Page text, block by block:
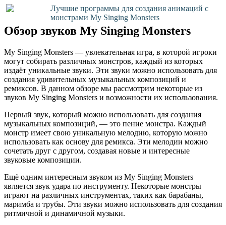
Лучшие программы для создания анимаций с
монстрами My Singing Monsters
Обзор звуков My Singing Monsters
My Singing Monsters — увлекательная игра, в которой игроки
могут собирать различных монстров, каждый из которых
издаёт уникальные звуки. Эти звуки можно использовать для
создания удивительных музыкальных композиций и
ремиксов. В данном обзоре мы рассмотрим некоторые из
звуков My Singing Monsters и возможности их использования.
Первый звук, который можно использовать для создания
музыкальных композиций, — это пение монстра. Каждый
монстр имеет свою уникальную мелодию, которую можно
использовать как основу для ремикса. Эти мелодии можно
сочетать друг с другом, создавая новые и интересные
звуковые композиции.
Ещё одним интересным звуком из My Singing Monsters
является звук удара по инструменту. Некоторые монстры
играют на различных инструментах, таких как барабаны,
маримба и трубы. Эти звуки можно использовать для создания
ритмичной и динамичной музыки.